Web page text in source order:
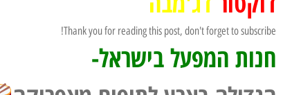
Thank you for reading this post, don't forget to subscribe!
חנות המפעל בישראל-